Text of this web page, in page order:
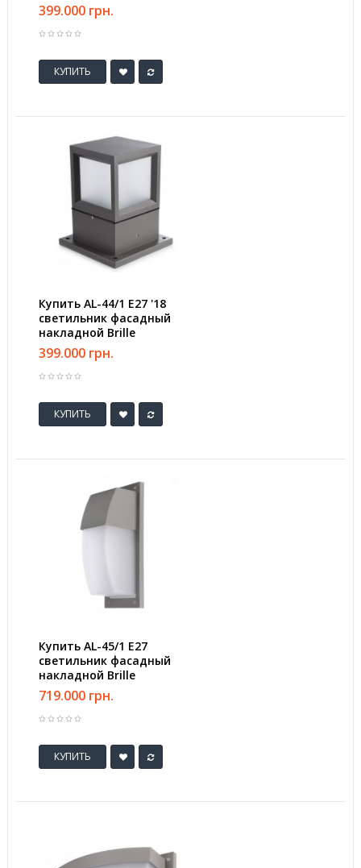
399.000 грн.
КУПИТЬ
Купить AL-44/1 E27 '18
светильник фасадный
накладной Brille
399.000 грн.
КУПИТЬ
Купить AL-45/1 E27
светильник фасадный
накладной Brille
719.000 грн.
КУПИТЬ